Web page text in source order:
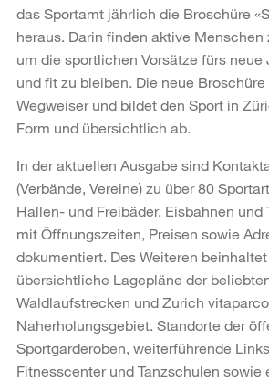
das Sportamt jährlich die Broschüre
heraus. Darin finden aktive Menschen
um die sportlichen Vorsätze fürs neue
und fit zu bleiben. Die neue
Wegweiser und bildet den Sport in
Form und übersichtlich ab.
In der aktuellen Ausgabe sind
(Verbände, Vereine) zu über 80
Hallen- und Freibäder, Eisbahnen und
mit Öffnungszeiten, Preisen sowie
dokumentiert. Des Weiteren
übersichtliche Lagepläne der
Waldlaufstrecken und Zurich
Naherholungsgebiet. Standorte der
Sportgarderoben, weiterführende
Fitnesscenter und Tanzschulen sowie